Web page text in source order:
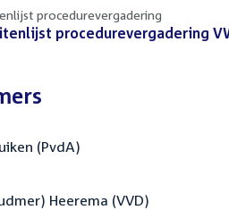
procedurevergadering
procedurevergadering
(PvdA)
Heerema (VVD)